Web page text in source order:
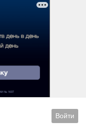
Войти